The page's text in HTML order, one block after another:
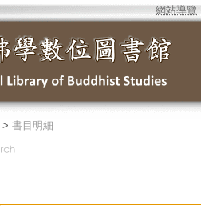
網站導覽
> 書目明細